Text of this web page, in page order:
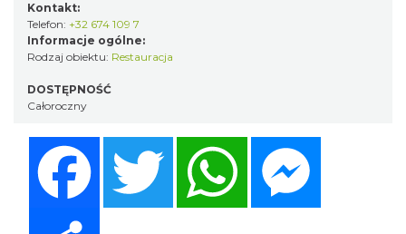
Kontakt:
Telefon: +32 674 109 7
Informacje ogólne:
Rodzaj obiektu: Restauracja
DOSTĘPNOŚĆ
Całoroczny
Twitter WhatsApp